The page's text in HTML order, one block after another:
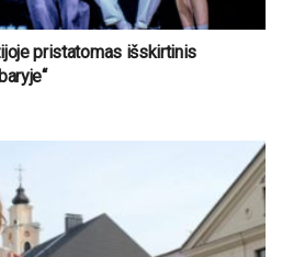
pristatomas išskirtinis